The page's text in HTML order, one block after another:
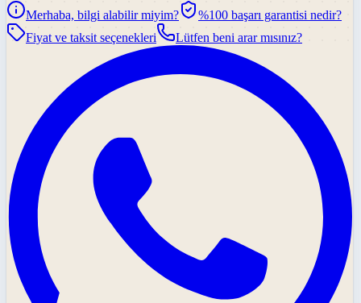
Merhaba, bilgi alabilir miyim?
%100 başarı garantisi nedir?
Fiyat ve taksit seçenekleri
Lütfen beni arar mısınız?